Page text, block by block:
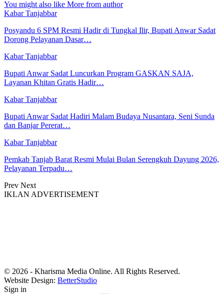
You might also like More from author
Kabar Tanjabbar
Posyandu 6 SPM Resmi Hadir di Tungkal Ilir, Bupati Anwar Sadat
Dorong Pelayanan Dasar…
Kabar Tanjabbar
Bupati Anwar Sadat Luncurkan Program GASKAN SAJA,
Layanan Khitan Gratis Hadir…
Kabar Tanjabbar
Bupati Anwar Sadat Hadiri Malam Budaya Nusantara, Seni Sunda
dan Banjar Pererat…
Kabar Tanjabbar
Pemkab Tanjab Barat Resmi Mulai Bulan Serengkuh Dayung 2026,
Pelayanan Terpadu…
Prev Next
IKLAN ADVERTISEMENT
© 2026 - Kharisma Media Online. All Rights Reserved.
Website Design: BetterStudio
Sign in